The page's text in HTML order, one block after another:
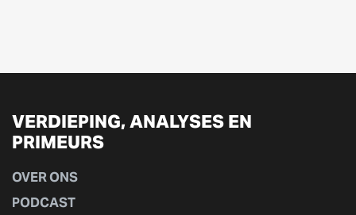
VERDIEPING, ANALYSES EN
PRIMEURS
OVER ONS
PODCAST